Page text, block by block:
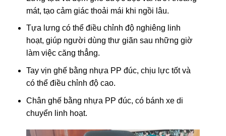
mát, tạo cảm giác thoải mái khi ngồi lâu.
Tựa lưng có thể điều chỉnh độ nghiêng linh
hoạt, giúp người dùng thư giãn sau những giờ
làm việc căng thẳng.
Tay vịn ghế bằng nhựa PP đúc, chịu lực tốt và
có thể điều chỉnh độ cao.
Chân ghế bằng nhựa PP đúc, có bánh xe di
chuyển linh hoạt.